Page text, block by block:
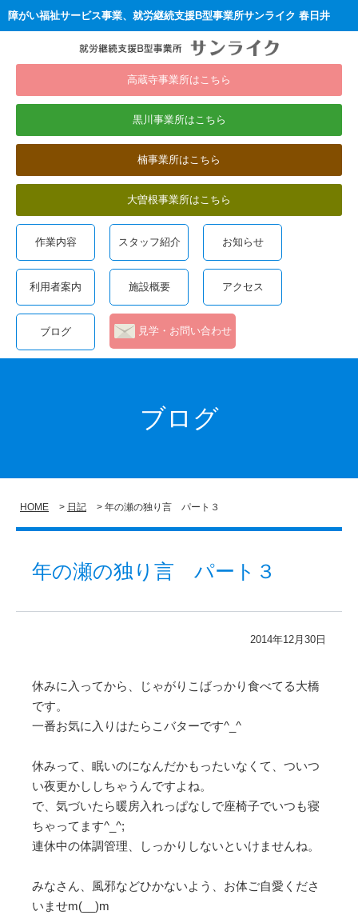
障がい福祉サービス事業、就労継続支援B型事業所サンライク 春日井
高蔵寺事業所はこちら
黒川事業所はこちら
楠事業所はこちら
大曽根事業所はこちら
作業内容 スタッフ紹介 お知らせ
利用者案内 施設概要 アクセス
ブログ 見学・お問い合わせ
ブログ
HOME 日記 年の瀬の独り言 パート３
年の瀬の独り言 パート３
2014年12月30日
休みに入ってから、じゃがりこばっかり食べてる大橋
です。
一番お気に入りはたらこバターです^_^
休みって、眠いのになんだかもったいなくて、ついつ
い夜更かししちゃうんですよね。
で、気づいたら暖房入れっぱなしで座椅子でいつも寝
ちゃってます^_^;
連休中の体調管理、しっかりしないといけませんね。
みなさん、風邪などひかないよう、お体ご自愛くださ
いませm(__)m